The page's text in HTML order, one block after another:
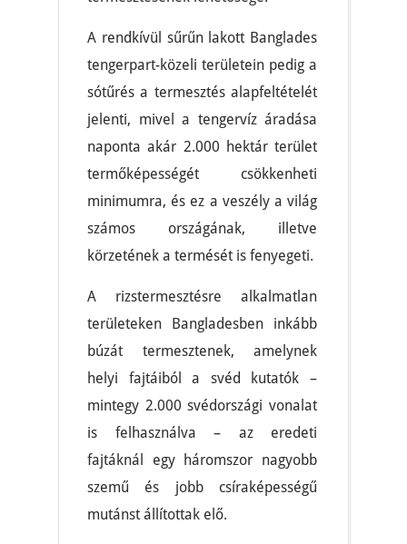
A rendkívül sűrűn lakott Banglades
tengerpart-közeli területein pedig a
sótűrés a termesztés alapfeltételét
jelenti, mivel a tengervíz áradása
naponta akár 2.000 hektár terület
termőképességét csökkenheti
minimumra, és ez a veszély a világ
számos országának, illetve
körzetének a termését is fenyegeti.
A rizstermesztésre alkalmatlan
területeken Bangladesben inkább
búzát termesztenek, amelynek
helyi fajtáiból a svéd kutatók –
mintegy 2.000 svédországi vonalat
is felhasználva – az eredeti
fajtáknál egy háromszor nagyobb
szemű és jobb csíraképességű
mutánst állítottak elő.